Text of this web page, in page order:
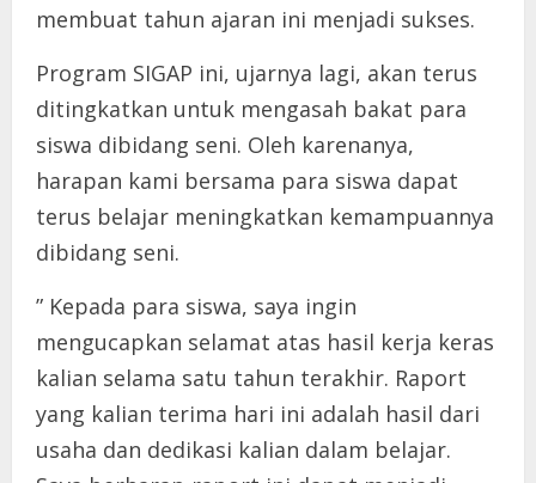
membuat tahun ajaran ini menjadi sukses.
Program SIGAP ini, ujarnya lagi, akan terus
ditingkatkan untuk mengasah bakat para
siswa dibidang seni. Oleh karenanya,
harapan kami bersama para siswa dapat
terus belajar meningkatkan kemampuannya
dibidang seni.
” Kepada para siswa, saya ingin
mengucapkan selamat atas hasil kerja keras
kalian selama satu tahun terakhir. Raport
yang kalian terima hari ini adalah hasil dari
usaha dan dedikasi kalian dalam belajar.